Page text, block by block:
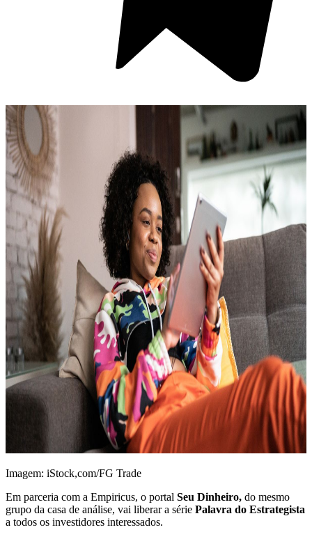
Imagem: iStock,com/FG Trade
Em parceria com a Empiricus, o portal Seu Dinheiro, do mesmo
grupo da casa de análise, vai liberar a série Palavra do Estrategista
a todos os investidores interessados.